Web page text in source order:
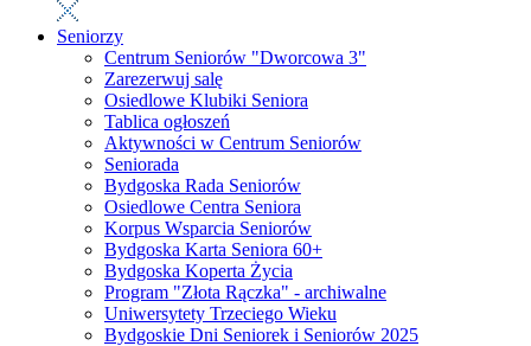
Seniorzy
Centrum Seniorów "Dworcowa 3"
Zarezerwuj salę
Osiedlowe Klubiki Seniora
Tablica ogłoszeń
Aktywności w Centrum Seniorów
Seniorada
Bydgoska Rada Seniorów
Osiedlowe Centra Seniora
Korpus Wsparcia Seniorów
Bydgoska Karta Seniora 60+
Bydgoska Koperta Życia
Program "Złota Rączka" - archiwalne
Uniwersytety Trzeciego Wieku
Bydgoskie Dni Seniorek i Seniorów 2025